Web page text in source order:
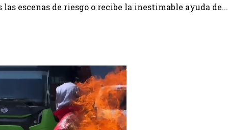
escenas de riesgo o recibe la inestimable ayuda de...